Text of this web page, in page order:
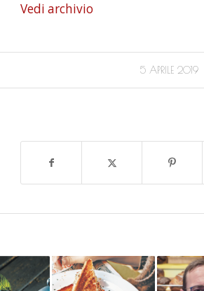
Vedi archivio
5 APRILE 2019
/